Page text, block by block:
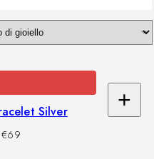
Silver
€69
+